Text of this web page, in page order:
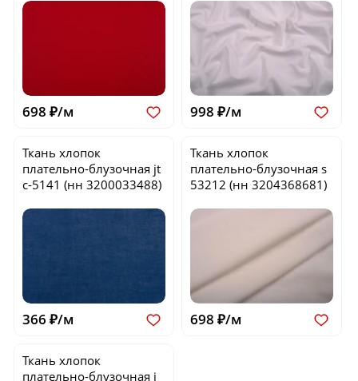
698 ₽/м 998 ₽/м
Ткань хлопок
плательно-блузочная jt
c-5141 (нн 3200033488)
366 ₽/м
Ткань хлопок
плательно-блузочнаяs
53212 (нн 3204368681)
698 ₽/м
Ткань хлопок
плательно-блузочная j